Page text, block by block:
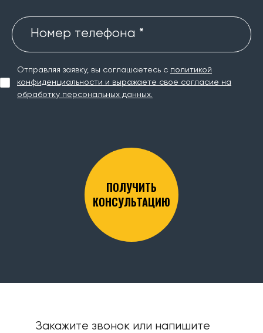
Номер телефона *
Отправляя заявку, вы соглашаетесь с политикой
конфиденциальности и выражаете свое согласие на
обработку персональных данных.
ПОЛУЧИТЬ
КОНСУЛЬТАЦИЮ
Закажите звонок или напишите